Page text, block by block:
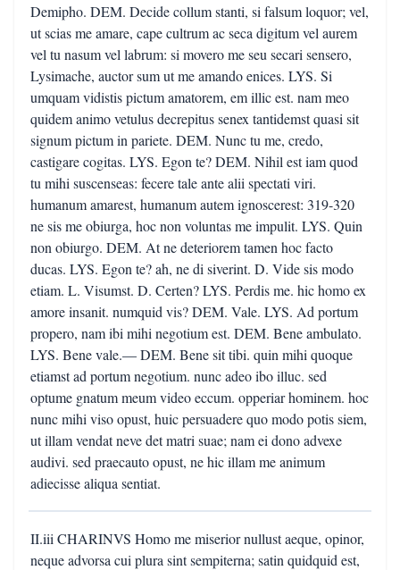
Demipho. DEM. Decide collum stanti, si falsum loquor; vel,
ut scias me amare, cape cultrum ac seca digitum vel aurem
vel tu nasum vel labrum: si movero me seu secari sensero,
Lysimache, auctor sum ut me amando enices. LYS. Si
umquam vidistis pictum amatorem, em illic est. nam meo
quidem animo vetulus decrepitus senex tantidemst quasi sit
signum pictum in pariete. DEM. Nunc tu me, credo,
castigare cogitas. LYS. Egon te? DEM. Nihil est iam quod
tu mihi suscenseas: fecere tale ante alii spectati viri.
humanum amarest, humanum autem ignoscerest: 319-320
ne sis me obiurga, hoc non voluntas me impulit. LYS. Quin
non obiurgo. DEM. At ne deteriorem tamen hoc facto
ducas. LYS. Egon te? ah, ne di siverint. D. Vide sis modo
etiam. L. Visumst. D. Certen? LYS. Perdis me. hic homo ex
amore insanit. numquid vis? DEM. Vale. LYS. Ad portum
propero, nam ibi mihi negotium est. DEM. Bene ambulato.
LYS. Bene vale.— DEM. Bene sit tibi. quin mihi quoque
etiamst ad portum negotium. nunc adeo ibo illuc. sed
optume gnatum meum video eccum. opperiar hominem. hoc
nunc mihi viso opust, huic persuadere quo modo potis siem,
ut illam vendat neve det matri suae; nam ei dono advexe
audivi. sed praecauto opust, ne hic illam me animum
adiecisse aliqua sentiat.
II.iii CHARINVS Homo me miserior nullust aeque, opinor,
neque advorsa cui plura sint sempiterna; satin quidquid est,